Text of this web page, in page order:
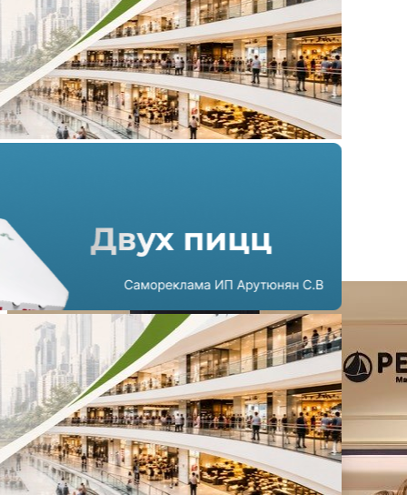
Bateau берет Москву
13.05.2026 г. в 14:05